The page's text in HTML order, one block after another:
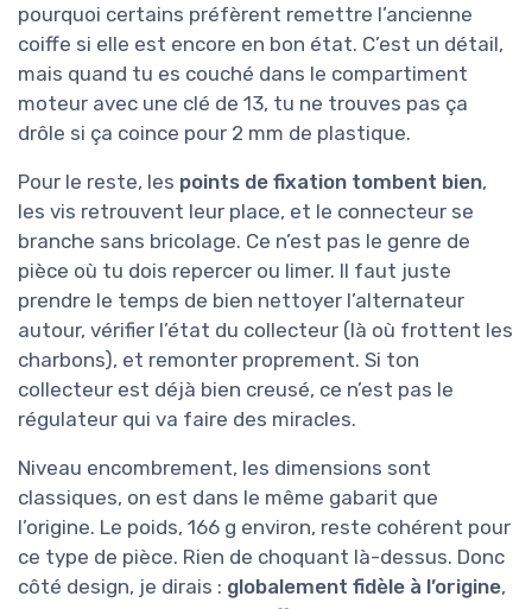
pourquoi certains préfèrent remettre l’ancienne
coiffe si elle est encore en bon état. C’est un détail,
mais quand tu es couché dans le compartiment
moteur avec une clé de 13, tu ne trouves pas ça
drôle si ça coince pour 2 mm de plastique.
Pour le reste, les points de fixation tombent bien,
les vis retrouvent leur place, et le connecteur se
branche sans bricolage. Ce n’est pas le genre de
pièce où tu dois repercer ou limer. Il faut juste
prendre le temps de bien nettoyer l’alternateur
autour, vérifier l’état du collecteur (là où frottent les
charbons), et remonter proprement. Si ton
collecteur est déjà bien creusé, ce n’est pas le
régulateur qui va faire des miracles.
Niveau encombrement, les dimensions sont
classiques, on est dans le même gabarit que
l’origine. Le poids, 166 g environ, reste cohérent pour
ce type de pièce. Rien de choquant là-dessus. Donc
côté design, je dirais : globalement fidèle à l’origine,